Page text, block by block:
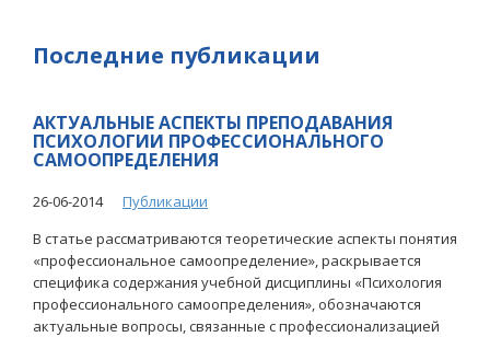
Последние публикации
АКТУАЛЬНЫЕ АСПЕКТЫ ПРЕПОДАВАНИЯ
ПСИХОЛОГИИ ПРОФЕССИОНАЛЬНОГО
САМООПРЕДЕЛЕНИЯ
26-06-2014
Публикации
В статье рассматриваются теоретические аспекты понятия
«профессиональное самоопределение», раскрывается
специфика содержания учебной дисциплины «Психология
профессионального самоопределения», обозначаются
актуальные вопросы, связанные с профессионализацией